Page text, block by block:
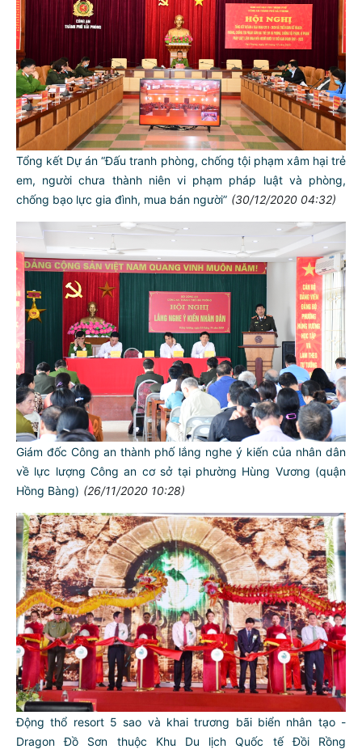
Tổng kết Dự án “Đấu tranh phòng, chống tội phạm xâm hại trẻ
em, người chưa thành niên vi phạm pháp luật và phòng,
chống bạo lực gia đình, mua bán người” (30/12/2020 04:32)
Giám đốc Công an thành phố lắng nghe ý kiến của nhân dân
về lực lượng Công an cơ sở tại phường Hùng Vương (quận
Hồng Bàng) (26/11/2020 10:28)
Động thổ resort 5 sao và khai trương bãi biển nhân tạo -
Dragon Đồ Sơn thuộc Khu Du lịch Quốc tế Đồi Rồng